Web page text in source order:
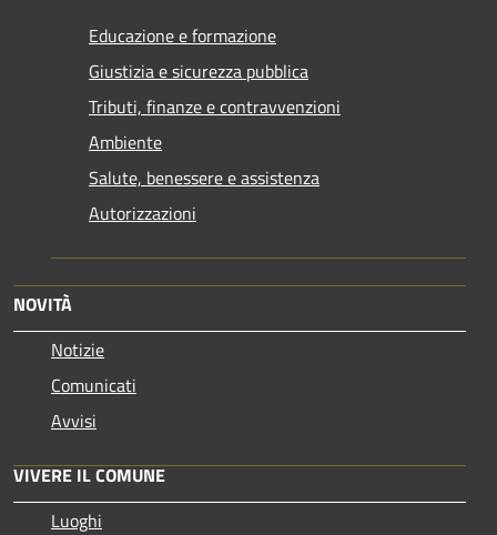
Educazione e formazione
Giustizia e sicurezza pubblica
Tributi, finanze e contravvenzioni
Ambiente
Salute, benessere e assistenza
Autorizzazioni
NOVITÀ
Notizie
Comunicati
Avvisi
VIVERE IL COMUNE
Luoghi